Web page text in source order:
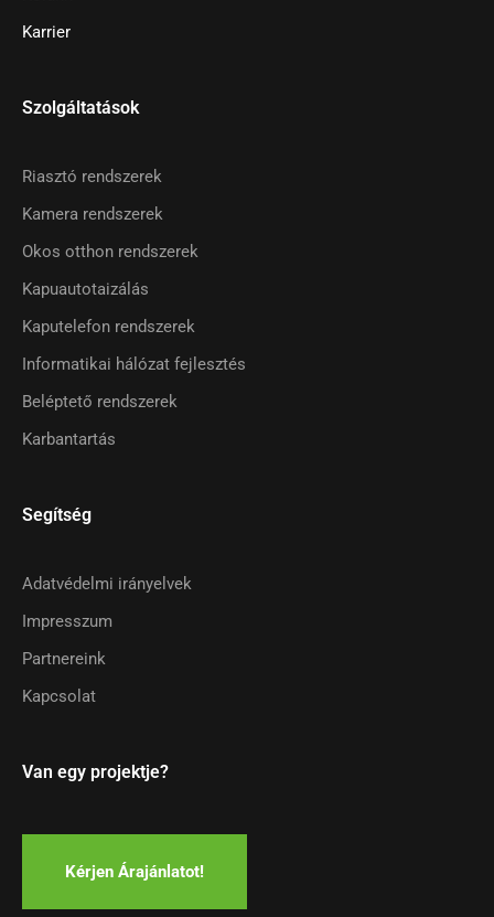
Karrier
Szolgáltatások
Riasztó rendszerek
Kamera rendszerek
Okos otthon rendszerek
Kapuautotaizálás
Kaputelefon rendszerek
Informatikai hálózat fejlesztés
Beléptető rendszerek
Karbantartás
Segítség
Adatvédelmi irányelvek
Impresszum
Partnereink
Kapcsolat
Van egy projektje?
Kérjen Árajánlatot!